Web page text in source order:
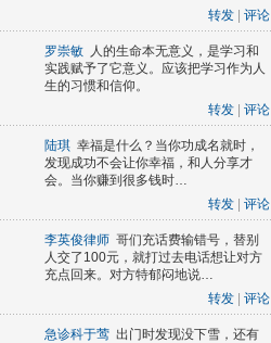
转发
评论
罗崇敏 人的生命本无意义，是学习和
实践赋予了它意义。应该把学习作为人
生的习惯和信仰。
转发
评论
陆琪 幸福是什么？当你功成名就时，
发现成功不会让你幸福，和人分享才
会。当你赚到很多钱时…
转发
评论
李英俊律师 哥们充话费输错号，替别
人交了100元，就打过去电话想让对方
充点回来。对方特郁闷地说…
转发
评论
急诊科于莺 出门时发现没下雪，还有